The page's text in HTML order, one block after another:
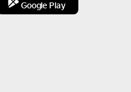
Google Play